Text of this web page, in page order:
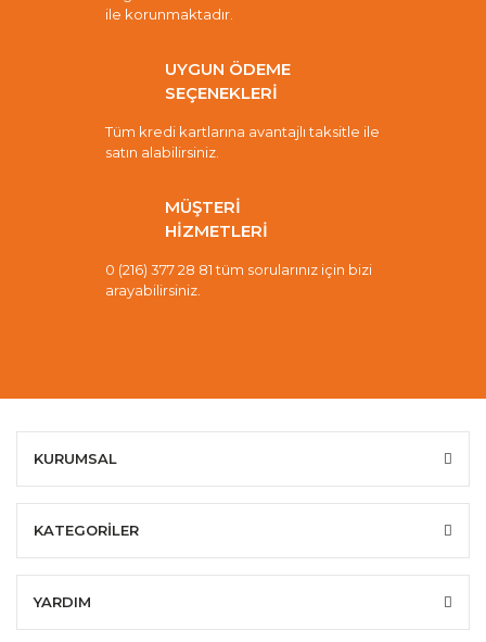
ile korunmaktadır.
UYGUN ÖDEME
SEÇENEKLERİ
Tüm kredi kartlarına avantajlı taksitle ile
satın alabilirsiniz.
MÜŞTERİ
HİZMETLERİ
0 (216) 377 28 81 tüm sorularınız için bizi
arayabilirsiniz.
KURUMSAL
KATEGORİLER
YARDIM